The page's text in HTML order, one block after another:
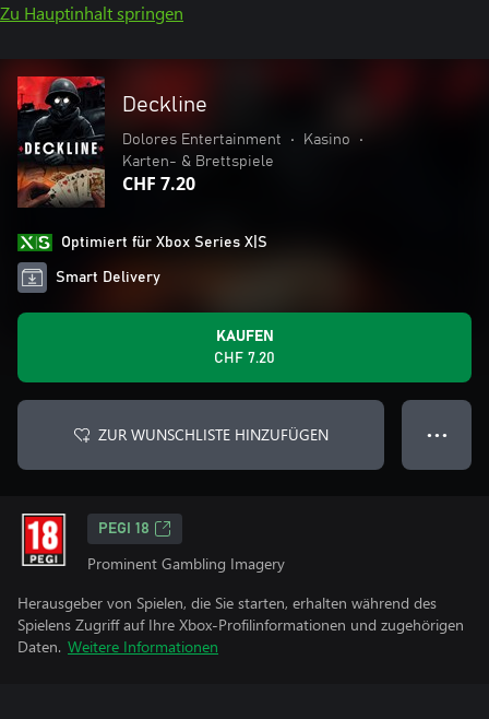
Zu Hauptinhalt springen
Deckline
Dolores Entertainment • Kasino
•
Karten- & Brettspiele
CHF 7.20
Optimiert für Xbox Series X|S
Smart Delivery
KAUFEN
CHF 7.20
ZUR WUNSCHLISTE HINZUFÜGEN ● ● ●
PEGI 18
Prominent Gambling Imagery
Herausgeber von Spielen, die Sie starten, erhalten während des
Spielens Zugriff auf Ihre Xbox-Profilinformationen und zugehörigen
Daten. Weitere Informationen